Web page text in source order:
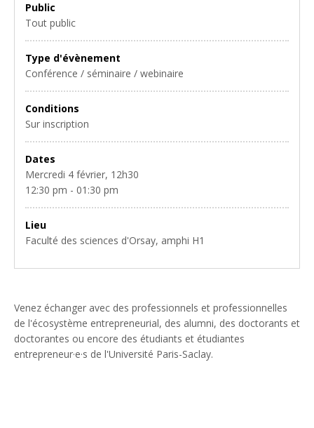
Public
Tout public
Type d'évènement
Conférence / séminaire / webinaire
Conditions
Sur inscription
Dates
Mercredi 4 février, 12h30
12:30 pm - 01:30 pm
Lieu
Faculté des sciences d'Orsay, amphi H1
Venez échanger avec des professionnels et professionnelles
de l'écosystème entrepreneurial, des alumni, des doctorants et
doctorantes ou encore des étudiants et étudiantes
entrepreneur·e·s de l'Université Paris-Saclay.